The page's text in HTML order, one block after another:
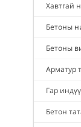
Хавтгай
Бетоны
Бетоны
Арматур
Гар индүү
Бетон